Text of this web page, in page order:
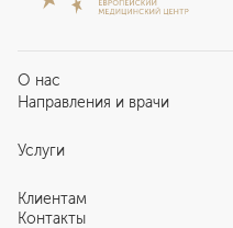
О нас
Отзывы пациентов
О клинике
Новости
Направления и врачи
Направления
Центры компетенций
Услуги
Индивидуальный план здоровья
Клиентам
Контакты